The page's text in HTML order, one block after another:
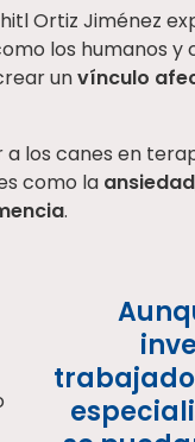
Ortiz Jiménez
los humanos y
unvínculo
los canes en
como la
.